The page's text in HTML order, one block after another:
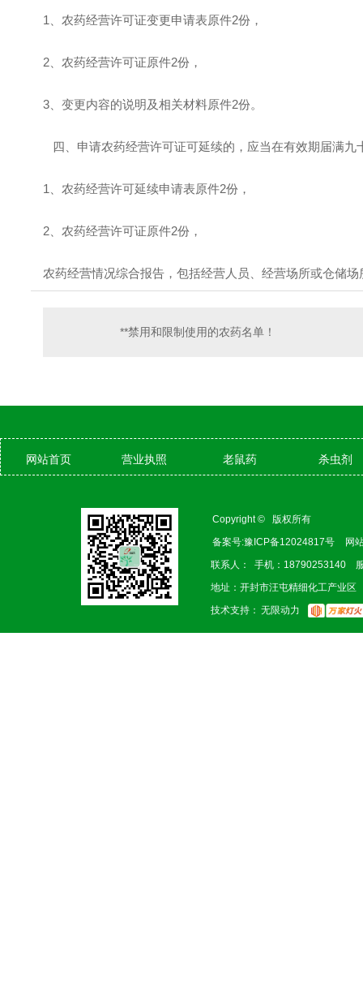
1、农药经营许可证变更申请表原件2份，
2、农药经营许可证原件2份，
3、变更内容的说明及相关材料原件2份。
四、申请农药经营许可证可延续的，应当在有效期届满九
1、农药经营许可延续申请表原件2份，
2、农药经营许可证原件2份，
农药经营情况综合报告，包括经营人员、经营场所或仓储
**禁用和限制使用的农药名单！
网站首页 营业执照 老鼠药 杀虫剂
Copyright © 版权所有
备案号:豫ICP备12024817号
网
联系人： 手机：18790253140
地址：开封市汪屯精细化工产业区
技术支持： 无限动力
博盈体育app官网入口主要从事老